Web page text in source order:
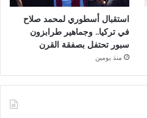
استقبال أسطوري لمحمد صلاح
في تركيا.. وجماهير طرابزون
سبور تحتفل بصفقة القرن
منذ يومين